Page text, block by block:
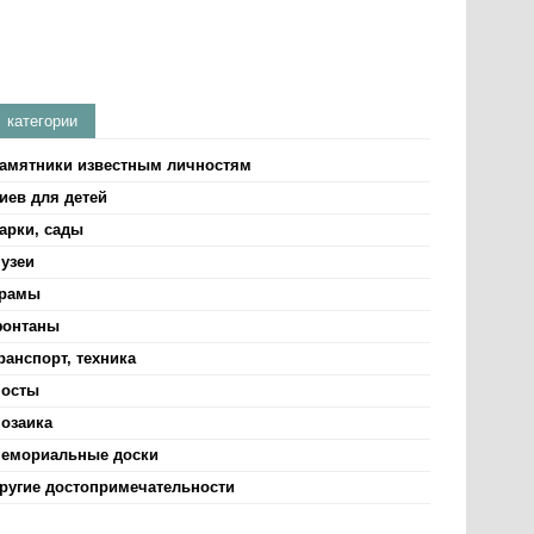
категории
известным личностям
для детей
сады
техника
доски
достопримечательности